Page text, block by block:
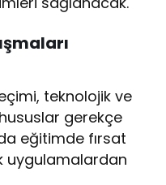
teknolojik ve
gerekçe
eğitimde fırsat
uygulamalardan